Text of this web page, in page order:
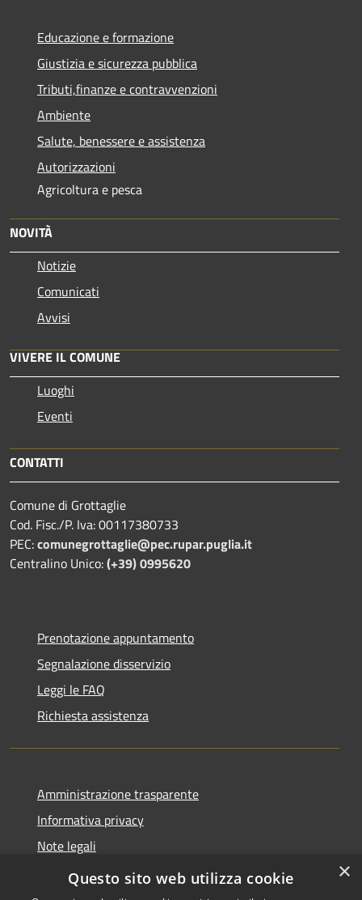
Educazione e formazione
Giustizia e sicurezza pubblica
Tributi,finanze e contravvenzioni
Ambiente
Salute, benessere e assistenza
Autorizzazioni
Agricoltura e pesca
NOVITÀ
Notizie
Comunicati
Avvisi
VIVERE IL COMUNE
Luoghi
Eventi
CONTATTI
Comune di Grottaglie
Cod. Fisc./P. Iva: 00117380733
PEC:comunegrottaglie@pec.rupar.puglia.it
Centralino Unico:(+39) 0995620
Prenotazione appuntamento
Segnalazione disservizio
Leggi le FAQ
Richiesta assistenza
Amministrazione trasparente
Informativa privacy
Note legali
Dichiarazione di accessibilità
×
Questo sito web utilizza cookie